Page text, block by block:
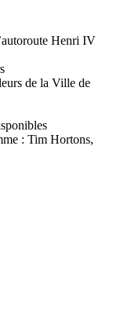
Henri IV
de la Ville de
: Tim Hortons,